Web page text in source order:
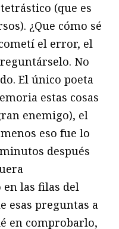
(que es
¿Que cómo sé
el error, el
No
El único poeta
estas cosas
enemigo), el
eso fue lo
después
en las filas del
esas preguntas a
en comprobarlo,